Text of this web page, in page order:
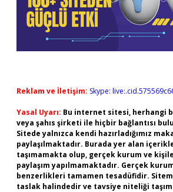
Reklam ve İletişim: Skype:
Yasal Uyarı: Bu internet sitesi, herhangi
veya şahıs şirketi ile hiçbir bağlantısı
Sitede yalnızca kendi hazırladığımız
paylaşılmaktadır. Burada yer alan
taşımamakta olup, gerçek kurum ve
paylaşım yapılmamaktadır. Gerçek
benzerlikleri tamamen tesadüfidir.
taslak halindedir ve tavsiye niteliği